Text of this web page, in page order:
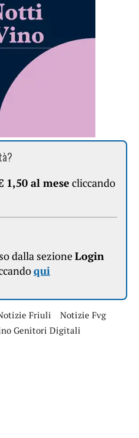
1,50 al mese cliccando
dalla sezioneLogin
qui
Friuli
Notizie Fvg
Genitori Digitali